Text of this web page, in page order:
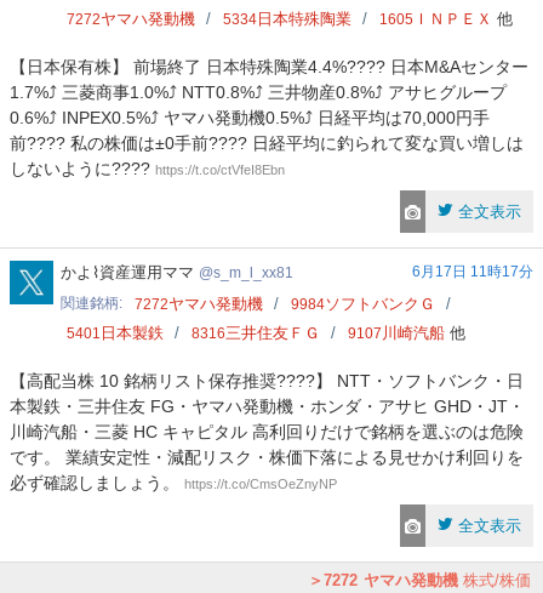
7272ヤマハ発動機 5334 日本特殊陶業 1605 ＩＮＰＥＸ 他
【日本保有株】 前場終了 日本特殊陶業4.4%???? 日本M&Aセンター
1.7%⤴️ 三菱商事1.0%⤴️ NTT0.8%⤴️ 三井物産0.8%⤴️ アサヒグループ
0.6%⤴️ INPEX0.5%⤴️ ヤマハ発動機0.5%⤴️ 日経平均は70,000円手
前???? 私の株価は±0手前???? 日経平均に釣られて変な買い増しは
しないように???? https://t.co/ctVfeI8Ebn
全文表示
s_m_l_xx81
かよ⌇資産運用ママ s_m_l_xx81
6月17日 11時17分
関連銘柄
7272ヤマハ発動機 9984ソフトバンクＧ
5401 日本製鉄 8316三井住友ＦＧ 9107 川崎汽船 他
【高配当株 10 銘柄リスト保存推奨????】 NTT・ソフトバンク・日
本製鉄・三井住友 FG・ヤマハ発動機・ホンダ・アサヒ GHD・JT・
川崎汽船・三菱 HC キャピタル 高利回りだけで銘柄を選ぶのは危険
です。 業績安定性・減配リスク・株価下落による見せかけ利回りを
必ず確認しましょう。
https://t.co/CmsOeZnyNP
全文表示
7272 ヤマハ発動機 株式/株価